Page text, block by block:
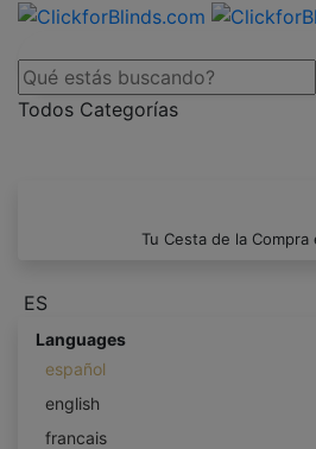
Todos Categorías
Tu Cesta de la Compra
ES
Languages
español
english
francais